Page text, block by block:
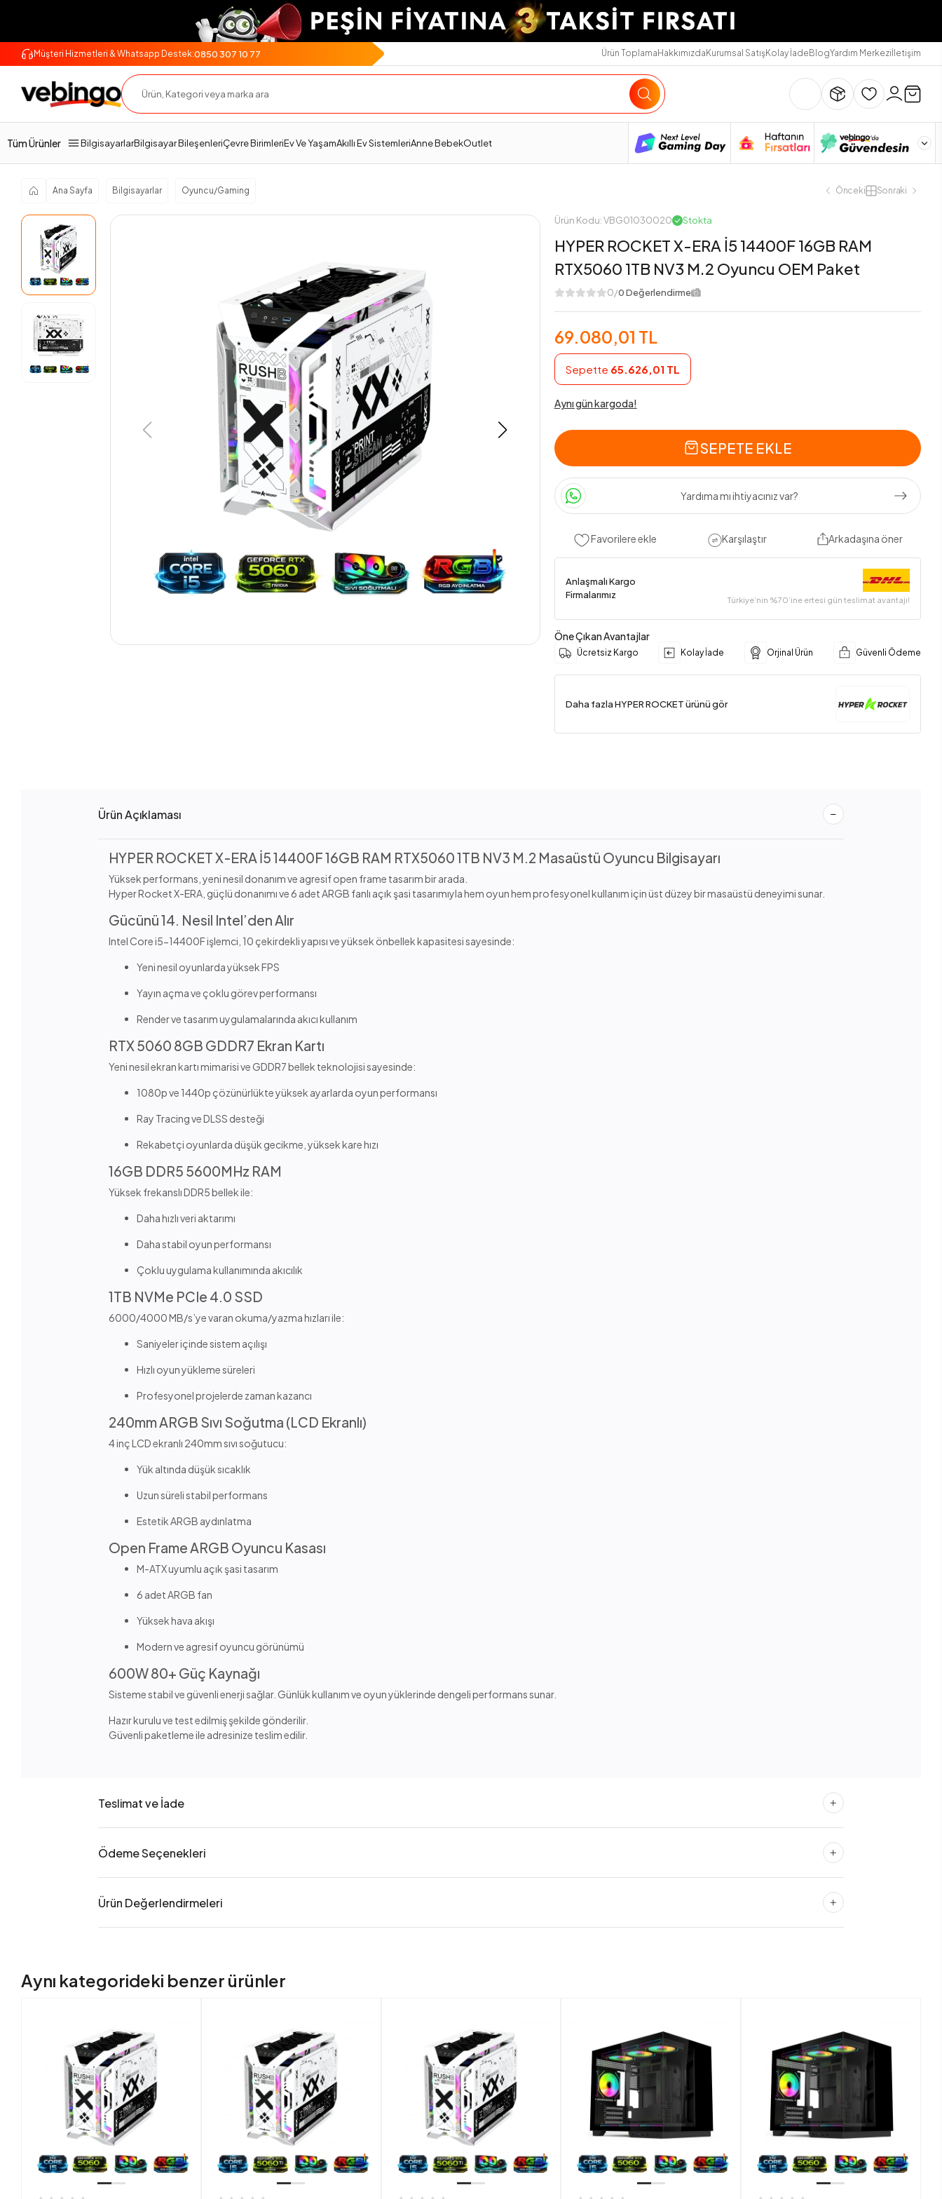
Müşteri Hizmetleri & Whatsapp Destek:0850 307 10 77 Ürün ToplamaHakkımızdaKurumsal SatışKolay İadeBlogYardım Merkeziİletişim
Tüm Ürünler BilgisayarlarBilgisayar BileşenleriÇevre BirimleriEv Ve YaşamAkıllı Ev SistemleriAnne BebekOutlet
Ana Sayfa Bilgisayarlar Oyuncu/Gaming Önceki Sonraki
Ürün Kodu: VBG01030020 Stokta
HYPER ROCKET X-ERA İ5 14400F 16GB RAM
RTX5060 1TB NV3 M.2 Oyuncu OEM Paket
0/0 Değerlendirme
69.080,01 TL
Sepette 65.626,01 TL
Aynı gün kargoda!
SEPETE EKLE
Yardıma mı ihtiyacınız var?
Favorilere ekle Karşılaştır Arkadaşına öner
Anlaşmalı Kargo
Firmalarımız
Türkiye’nin %70’ine ertesi gün teslimat avantajı!
Öne Çıkan Avantajlar
Ücretsiz Kargo Kolay İade Orjinal Ürün Güvenli Ödeme
Daha fazla HYPER ROCKET ürünü gör
Ürün Açıklaması Teslimat Ve İade Ödeme Seçenekleri Değerlendirmeler
Ürün Açıklaması
HYPER ROCKET X-ERA İ5 14400F 16GB RAM RTX5060 1TB NV3 M.2 Masaüstü Oyuncu Bilgisayarı
Yüksek performans, yeni nesil donanım ve agresif open frame tasarım bir arada.
Hyper Rocket X-ERA, güçlü donanımı ve 6 adet ARGB fanlı açık şasi tasarımıyla hem oyun hem profesyonel kullanım için üst düzey bir masaüstü deneyimi sunar.
Gücünü 14. Nesil Intel’den Alır
Intel Core i5-14400F işlemci, 10 çekirdekli yapısı ve yüksek önbellek kapasitesi sayesinde:
Yeni nesil oyunlarda yüksek FPS
Yayın açma ve çoklu görev performansı
Render ve tasarım uygulamalarında akıcı kullanım
RTX 5060 8GB GDDR7 Ekran Kartı
Yeni nesil ekran kartı mimarisi ve GDDR7 bellek teknolojisi sayesinde:
1080p ve 1440p çözünürlükte yüksek ayarlarda oyun performansı
Ray Tracing ve DLSS desteği
Rekabetçi oyunlarda düşük gecikme, yüksek kare hızı
16GB DDR5 5600MHz RAM
Yüksek frekanslı DDR5 bellek ile:
Daha hızlı veri aktarımı
Daha stabil oyun performansı
Çoklu uygulama kullanımında akıcılık
1TB NVMe PCIe 4.0 SSD
6000/4000 MB/s’ye varan okuma/yazma hızları ile:
Saniyeler içinde sistem açılışı
Hızlı oyun yükleme süreleri
Profesyonel projelerde zaman kazancı
240mm ARGB Sıvı Soğutma (LCD Ekranlı)
4 inç LCD ekranlı 240mm sıvı soğutucu:
Yük altında düşük sıcaklık
Uzun süreli stabil performans
Estetik ARGB aydınlatma
Open Frame ARGB Oyuncu Kasası
M-ATX uyumlu açık şasi tasarım
6 adet ARGB fan
Yüksek hava akışı
Modern ve agresif oyuncu görünümü
600W 80+ Güç Kaynağı
Sisteme stabil ve güvenli enerji sağlar. Günlük kullanım ve oyun yüklerinde dengeli performans sunar.
Hazır kurulu ve test edilmiş şekilde gönderilir.
Güvenli paketleme ile adresinize teslim edilir.
Teslimat ve İade
Ödeme Seçenekleri
Ürün Değerlendirmeleri
Aynı kategorideki benzer ürünler